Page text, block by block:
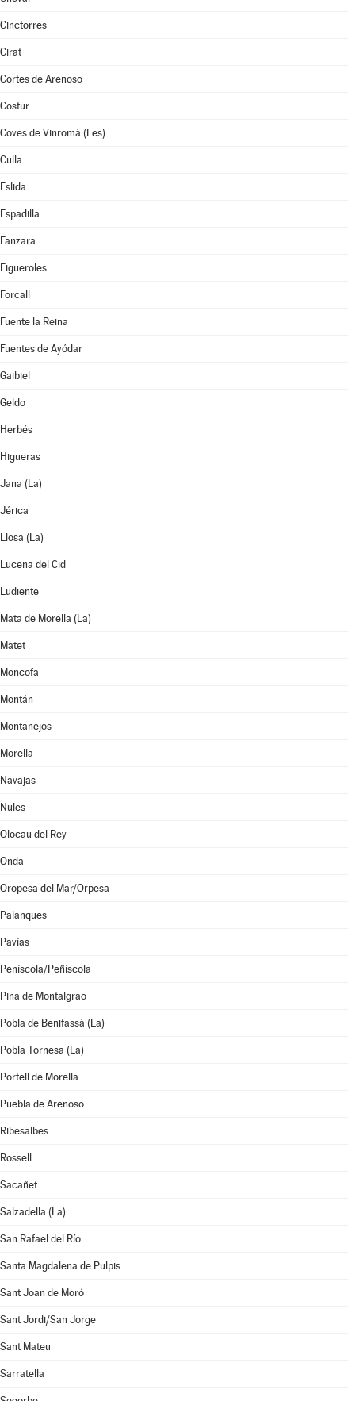
Cinctorres
Cirat
Cortes de Arenoso
Costur
Coves de Vinromà (Les)
Culla
Eslida
Espadilla
Fanzara
Figueroles
Forcall
Fuente la Reina
Fuentes de Ayódar
Gaibiel
Geldo
Herbés
Higueras
Jana (La)
Jérica
Llosa (La)
Lucena del Cid
Ludiente
Mata de Morella (La)
Matet
Moncofa
Montán
Montanejos
Morella
Navajas
Nules
Olocau del Rey
Onda
Oropesa del Mar/Orpesa
Palanques
Pavías
Peníscola/Peñíscola
Pina de Montalgrao
Pobla de Benifassà (La)
Pobla Tornesa (La)
Portell de Morella
Puebla de Arenoso
Ribesalbes
Rossell
Sacañet
Salzadella (La)
San Rafael del Río
Santa Magdalena de Pulpis
Sant Joan de Moró
Sant Jordi/San Jorge
Sant Mateu
Sarratella